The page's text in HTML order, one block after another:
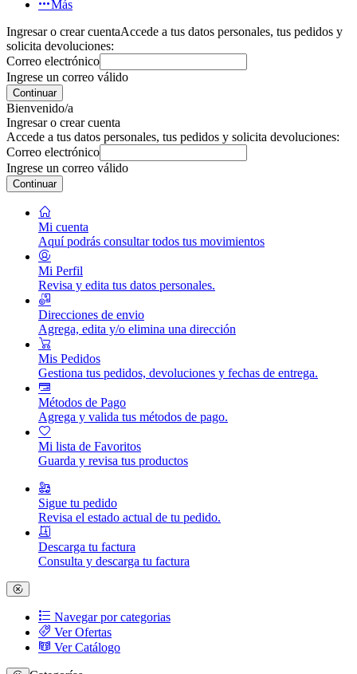
Más
Ingresar o crear cuentaAccede a tus datos personales, tus pedidos y
solicita devoluciones:
Correo electrónico
Ingrese un correo válido
Continuar
Bienvenido/a
Ingresar o crear cuenta
Accede a tus datos personales, tus pedidos y solicita devoluciones:
Correo electrónico
Ingrese un correo válido
Continuar
Mi cuenta
Aquí podrás consultar todos tus movimientos
Mi Perfil
Revisa y edita tus datos personales.
Direcciones de envio
Agrega, edita y/o elimina una dirección
Mis Pedidos
Gestiona tus pedidos, devoluciones y fechas de entrega.
Métodos de Pago
Agrega y valida tus métodos de pago.
Mi lista de Favoritos
Guarda y revisa tus productos
Sigue tu pedido
Revisa el estado actual de tu pedido.
Descarga tu factura
Consulta y descarga tu factura
Navegar por categorias
Ver Ofertas
Ver Catálogo